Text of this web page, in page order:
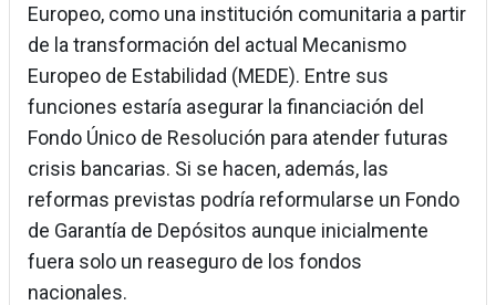
Europeo, como una institución comunitaria a partir
de la transformación del actual Mecanismo
Europeo de Estabilidad (MEDE). Entre sus
funciones estaría asegurar la financiación del
Fondo Único de Resolución para atender futuras
crisis bancarias. Si se hacen, además, las
reformas previstas podría reformularse un Fondo
de Garantía de Depósitos aunque inicialmente
fuera solo un reaseguro de los fondos
nacionales.